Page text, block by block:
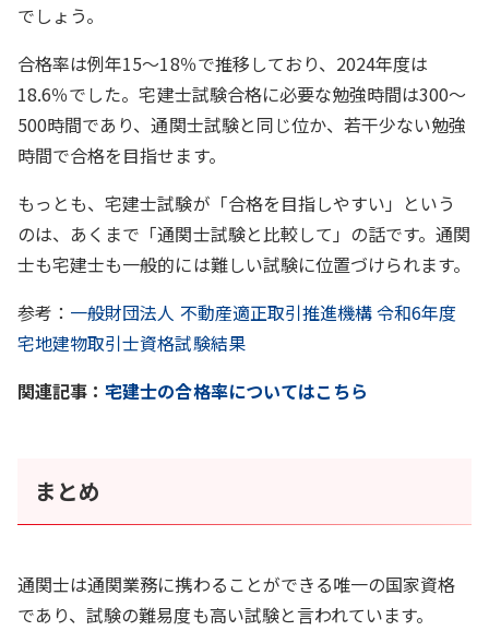
でしょう。
合格率は例年15～18％で推移しており、2024年度は
18.6％でした。宅建士試験合格に必要な勉強時間は300～
500時間であり、通関士試験と同じ位か、若干少ない勉強
時間で合格を目指せます。
もっとも、宅建士試験が「合格を目指しやすい」という
のは、あくまで「通関士試験と比較して」の話です。通関
士も宅建士も一般的には難しい試験に位置づけられます。
参考： 一般財団法人 不動産適正取引推進機構 令和6年度
宅地建物取引士資格試験結果
関連記事：宅建士の合格率についてはこちら
まとめ
通関士は通関業務に携わることができる唯一の国家資格
であり、試験の難易度も高い試験と言われています。